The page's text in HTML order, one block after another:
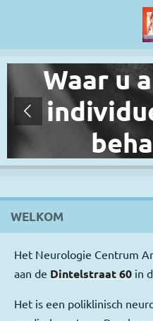
hoofdinhoudWaar u
WELKOM
Het Neurologie Centrum
aan de Dintelstraat 60 in
Het is een poliklinisch